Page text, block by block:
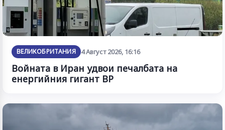
ВЕЛИКОБРИТАНИЯ 4 Август 2026, 16:16
Войната в Иран удвои печалбата на
енергийния гигант BP